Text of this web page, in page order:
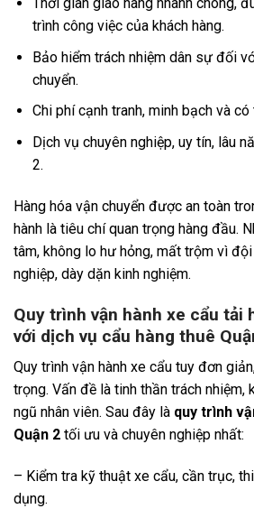
trình công việc của khách hàng.
Bảo hiểm trách nhiệm dân sự đối
chuyển.
Chi phí cạnh tranh, minh bạch và có
Dịch vụ chuyên nghiệp, uy tín, lâu
2.
Hàng hóa vận chuyển được an toàn
hành là tiêu chí quan trọng hàng đầu.
tâm, không lo hư hỏng, mất trộm vì
nghiệp, dày dặn kinh nghiệm.
Quy trình vận hành xe cẩu tải
với dịch vụ cẩu hàng thuê
Quy trình vận hành xe cẩu tuy đơn
trọng. Vấn đề là tinh thần trách nhiệm,
ngũ nhân viên. Sau đây là quy trình
Quận 2 tối ưu và chuyên nghiệp nhất:
– Kiểm tra kỹ thuật xe cẩu, cần trục,
dụng.